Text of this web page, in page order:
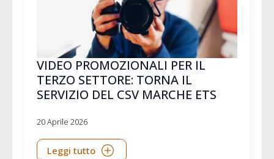
VIDEO PROMOZIONALI PER IL
TERZO SETTORE: TORNA IL
SERVIZIO DEL CSV MARCHE ETS
20 Aprile 2026
Leggi tutto